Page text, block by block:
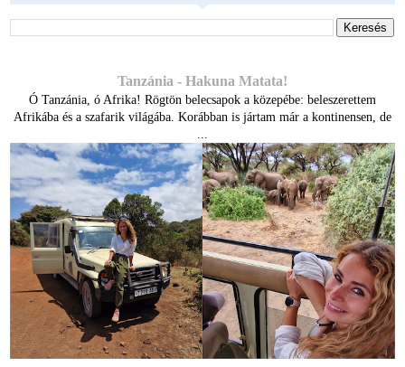
Tanzánia - Hakuna Matata!
Ó Tanzánia, ó Afrika! Rögtön belecsapok a közepébe: beleszerettem
Afrikába és a szafarik világába. Korábban is jártam már a kontinensen, de